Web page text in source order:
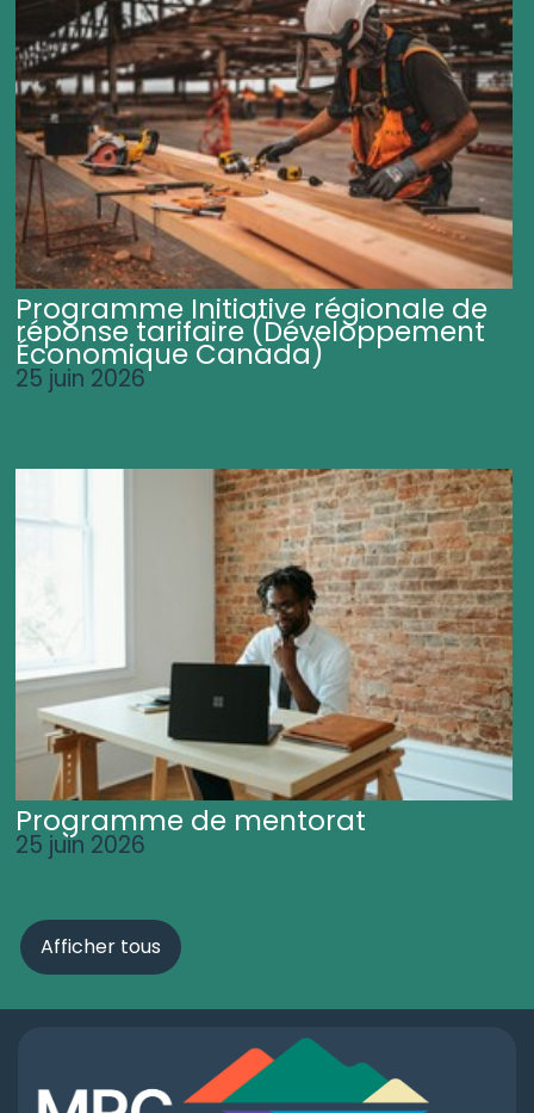
Programme Initiative régionale de
réponse tarifaire (Développement
Économique Canada)
25 juin 2026
Programme de mentorat
25 juin 2026
Afficher tous